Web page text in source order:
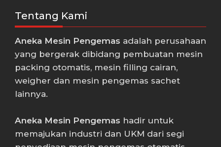
Tentang Kami
Aneka Mesin Pengemas adalah perusahaan
yang bergerak dibidang pembuatan mesin
packing otomatis, mesin filling cairan,
weigher dan mesin pengemas sachet
lainnya.
Aneka Mesin Pengemas hadir untuk
memajukan industri dan UKM dari segi